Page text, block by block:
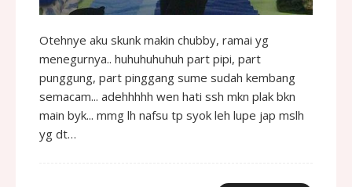
Otehnye aku skunk makin chubby, ramai yg
menegurnya.. huhuhuhuhuh part pipi, part
punggung, part pinggang sume sudah kembang
semacam... adehhhhh wen hati ssh mkn plak bkn
main byk... mmg lh nafsu tp syok leh lupe jap mslh
yg dt…